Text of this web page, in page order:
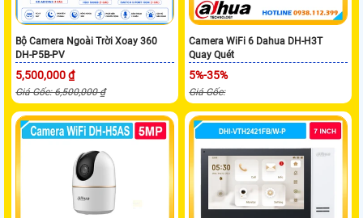
Bộ Camera Ngoài Trời Xoay 360
DH-P5B-PV
5,500,000 ₫
Giá Gốc: 6,500,000 ₫
Camera WiFi 6 Dahua DH-H3T
Quay Quét
5%-35%
Giá Gốc: